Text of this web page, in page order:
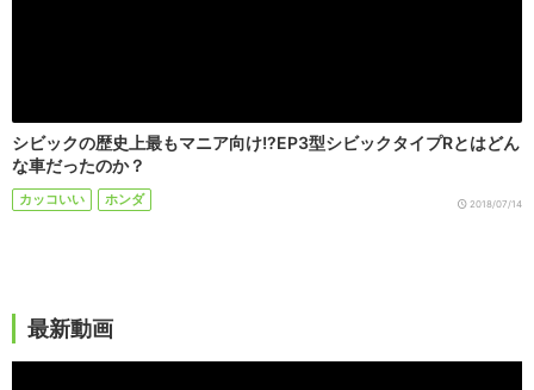
シビックの歴史上最もマニア向け!?EP3型シビックタイプRとはどん
な車だったのか？
カッコいい ホンダ 2018/07/14
最新動画